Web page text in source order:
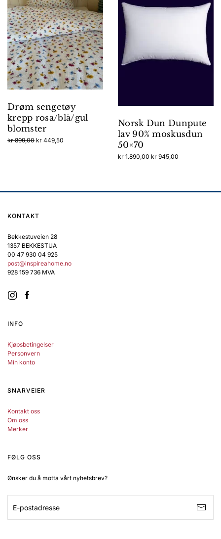
Drøm sengetøy
krepp rosa/blå/gul
blomster
kr899,00 Opprinnelig
kr 449,50
varianter.
kan
på
produktsiden
Norsk Dun Dunpute
lav 90% moskusdun
50×70
kr1.890,00 Opprinnelig
kr 945,00
KONTAKT
Bekkestuveien 28
1357 BEKKESTUA
00 47 930 04 925
post@inspireahome.no
928 159 736 MVA
INFO
Kjøpsbetingelser
Personvern
Min konto
SNARVEIER
Kontakt oss
Om oss
Merker
FØLG OSS
Ønsker du å motta vårt nyhetsbrev?